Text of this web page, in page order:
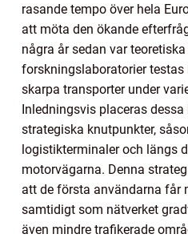
rasande tempo över hela
att möta den ökande
några år sedan var
forskningslaboratorier testas
skarpa transporter under
Inledningsvis placeras
strategiska knutpunkter,
logistikterminaler och längs
motorvägarna. Denna
att de första användarna får
samtidigt som nätverket
även mindre trafikerade